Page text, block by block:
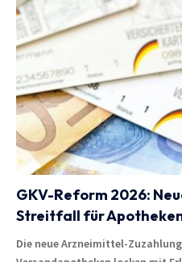
GKV-Reform 2026:
Streitfall für
Die neue Arzneimittel-